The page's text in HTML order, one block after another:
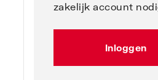
zakelijk account
Inloggen